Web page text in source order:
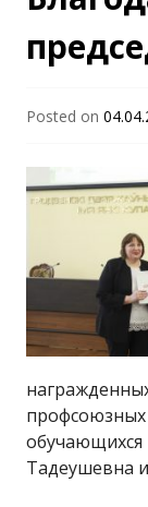
Posted on
обучающихся
Тадеушевна